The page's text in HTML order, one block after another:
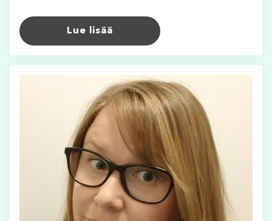
Lue lisää